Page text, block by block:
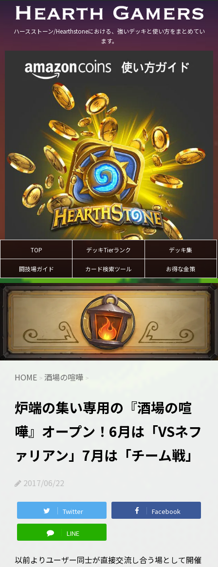
ハースストーン/Hearthstoneにおける、強いデッキと使い方をまとめてい
ます。
TOP デッキTierランク デッキ集
闘技場ガイド カード検索ツール お得な金策
HOME > 酒場の喧嘩 >
炉端の集い専用の『酒場の喧
嘩』オープン！6月は「VSネフ
ァリアン」7月は「チーム戦」
2017/06/22
Twitter Facebook
LINE
以前よりユーザー同士が直接交流し合う場として開催